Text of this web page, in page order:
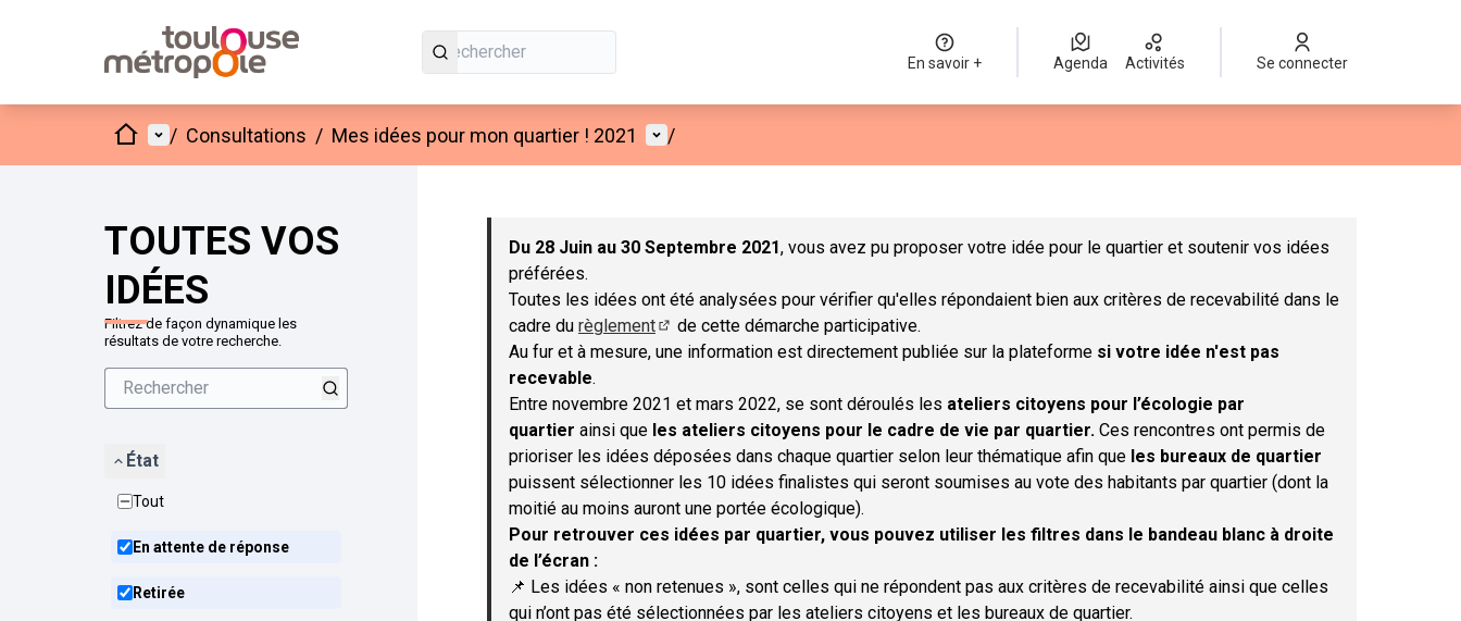
En savoir + Agenda Activités Se connecter
AccueilMenu principal
/ Consultations / Mes idées pour mon quartier ! 2021 Menu utilisateur
/
TOUTES VOS
IDÉES
Filtrez de façon dynamique les
résultats de votre recherche.
État
Tout
En attente de réponse
Retirée
Passer la carte
Du 28 Juin au 30 Septembre 2021, vous avez pu proposer votre idée pour le quartier et soutenir vos idées
préférées.
Toutes les idées ont été analysées pour vérifier qu'elles répondaient bien aux critères de recevabilité dans le
cadre du règlement
(S'ouvre dans un nouvel onglet)
de cette démarche participative.
Au fur et à mesure, une information est directement publiée sur la plateforme si votre idée n'est pas
recevable.
Entre novembre 2021 et mars 2022, se sont déroulés les ateliers citoyens pour l’écologie par
quartier ainsi que les ateliers citoyens pour le cadre de vie par quartier. Ces rencontres ont permis de
prioriser les idées déposées dans chaque quartier selon leur thématique afin que les bureaux de quartier
puissent sélectionner les 10 idées finalistes qui seront soumises au vote des habitants par quartier (dont la
moitié au moins auront une portée écologique).
Pour retrouver ces idées par quartier, vous pouvez utiliser les filtres dans le bandeau blanc à droite
de l’écran :
📌 Les idées « non retenues », sont celles qui ne répondent pas aux critères de recevabilité ainsi que celles
qui n’ont pas été sélectionnées par les ateliers citoyens et les bureaux de quartier.